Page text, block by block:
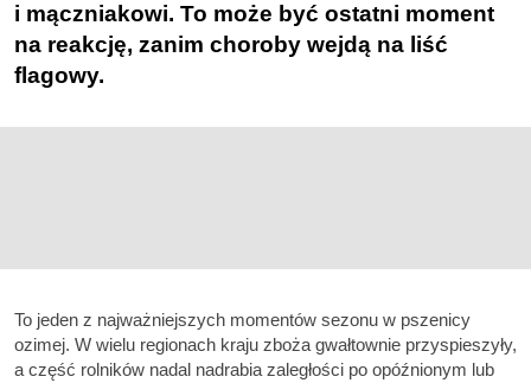
i mączniakowi. To może być ostatni moment
na reakcję, zanim choroby wejdą na liść
flagowy.
To jeden z najważniejszych momentów sezonu w pszenicy
ozimej. W wielu regionach kraju zboża gwałtownie przyspieszyły,
a część rolników nadal nadrabia zaległości po opóźnionym lub